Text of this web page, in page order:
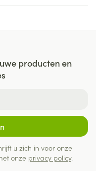
producten en
u zich in voor onze
onze privacy policy.